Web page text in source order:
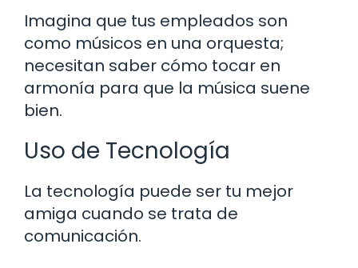
Imagina que tus empleados son
como músicos en una orquesta;
necesitan saber cómo tocar en
armonía para que la música suene
bien.
Uso de Tecnología
La tecnología puede ser tu mejor
amiga cuando se trata de
comunicación.